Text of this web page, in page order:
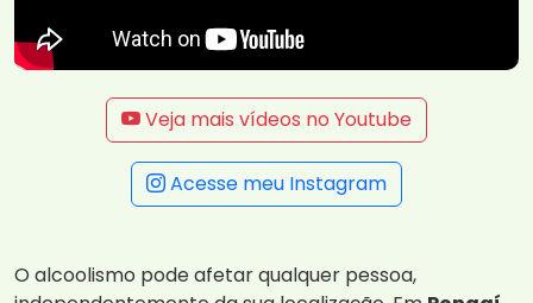
Veja mais vídeos no Youtube
Acesse meu Instagram
O alcoolismo pode afetar qualquer pessoa,